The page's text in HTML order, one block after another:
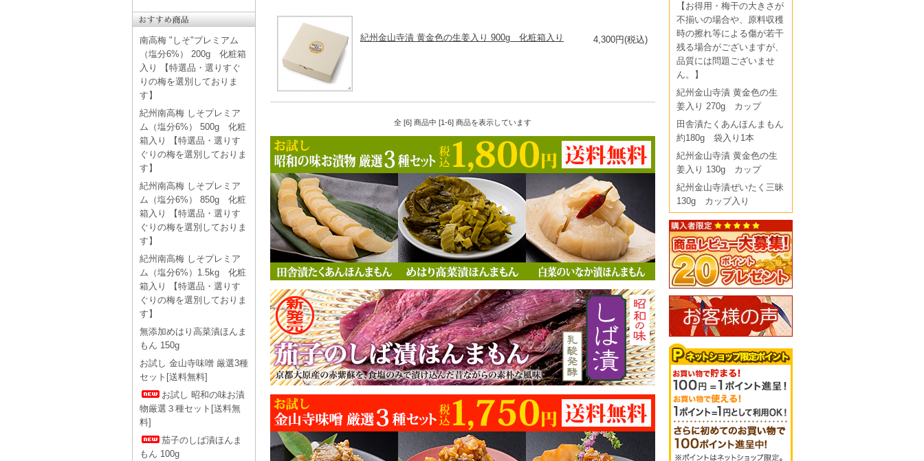
南高梅 "しそ"プレミアム
（塩分6%） 200g 化粧箱
入り 【特選品・選りすぐ
りの梅を選別しておりま
す】
紀州南高梅 しそプレミア
ム（塩分6%） 500g 化粧
箱入り 【特選品・選りす
ぐりの梅を選別しておりま
す】
紀州南高梅 しそプレミア
ム（塩分6%） 850g 化粧
箱入り 【特選品・選りす
ぐりの梅を選別しておりま
す】
紀州南高梅 しそプレミア
ム（塩分6%）1.5kg 化粧
箱入り 【特選品・選りす
ぐりの梅を選別しておりま
す】
無添加めはり高菜漬ほんま
もん 150g
お試し 金山寺味噌 厳選3種
セット[送料無料]
お試し 昭和の味お漬
物厳選３種セット[送料無
料]
茄子のしば漬ほんま
もん 100g
紀州金山寺漬 黄金色の生姜入り 900g 化粧箱入り 4,300円(税込)
全 [6] 商品中 [1-6] 商品を表示しています
【お得用・梅干の大きさが
不揃いの場合や、原料収穫
時の擦れ等による傷が若干
残る場合がございますが、
品質には問題ございませ
ん。】
紀州金山寺漬 黄金色の生
姜入り 270g カップ
田舎漬たくあんほんまもん
約180g 袋入り1本
紀州金山寺漬 黄金色の生
姜入り 130g カップ
紀州金山寺漬ぜいたく三昧
130g カップ入り